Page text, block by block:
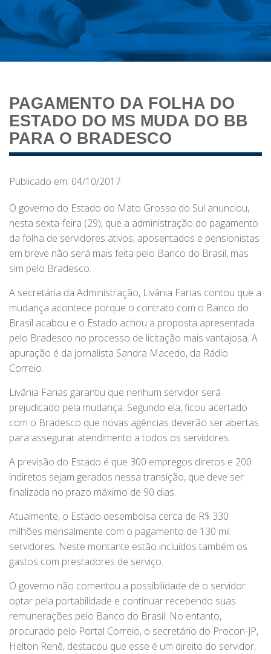
PAGAMENTO DA FOLHA DO
ESTADO DO MS MUDA DO BB
PARA O BRADESCO
Publicado em: 04/10/2017
O governo do Estado do Mato Grosso do Sul anunciou,
nesta sexta-feira (29), que a administração do pagamento
da folha de servidores ativos, aposentados e pensionistas
em breve não será mais feita pelo Banco do Brasil, mas
sim pelo Bradesco.
A secretária da Administração, Livânia Farias contou que a
mudança acontece porque o contrato com o Banco do
Brasil acabou e o Estado achou a proposta apresentada
pelo Bradesco no processo de licitação mais vantajosa. A
apuração é da jornalista Sandra Macedo, da Rádio
Correio.
Livânia Farias garantiu que nenhum servidor será
prejudicado pela mudança. Segundo ela, ficou acertado
com o Bradesco que novas agências deverão ser abertas
para assegurar atendimento a todos os servidores.
A previsão do Estado é que 300 empregos diretos e 200
indiretos sejam gerados nessa transição, que deve ser
finalizada no prazo máximo de 90 dias.
Atualmente, o Estado desembolsa cerca de R$ 330
milhões mensalmente com o pagamento de 130 mil
servidores. Neste montante estão incluídos também os
gastos com prestadores de serviço.
O governo não comentou a possibilidade de o servidor
optar pela portabilidade e continuar recebendo suas
remunerações pelo Banco do Brasil. No entanto,
procurado pelo Portal Correio, o secretário do Procon-JP,
Helton Renê, destacou que esse é um direito do servidor,